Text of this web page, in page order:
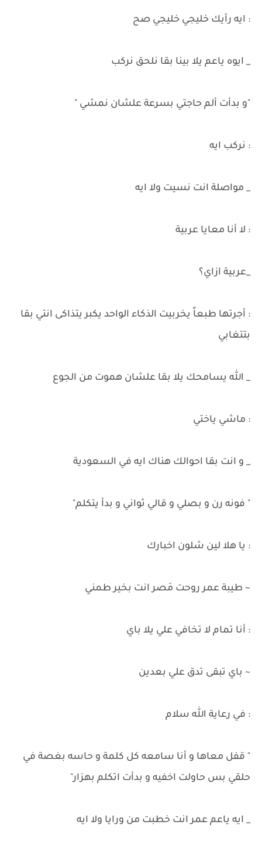
: ايه رأيك خليجي خليجي صح
_ ايوه ياعم يلا بينا بقا نلحق نركب
"و بدأت ألم حاجتي بسرعة علشان نمشي "
: نركب ايه
_ مواصلة انت نسيت ولا ايه
: لا أنا معايا عربية
_عربية ازاي؟
: أجرتها طبعاً يخربيت الذكاء الواحد يكبر يتذاكى انتي بقا
بتتغابي
_ الله يسامحك يلا بقا علشان هموت من الجوع
: ماشي ياختي
_ و انت بقا احوالك هناك ايه في السعودية
" فونه رن و بصلي و قالي ثواني و بدأ يتكلم"
: يا هلا لين شلون اخبارك
~ طيبة عمر روحت مَصر انت بخير طمني
: أنا تمام لا تخافي علي يلا باي
~ باي تبقى تدق علي بعدين
: في رعاية الله سلام
" قفل معاها و أنا سامعه كل كلمة و حاسه بغصة في
حلقي بس حاولت اخفيه و بدأت اتكلم بهزار"
_ ايه ياعم عمر انت خطبت من ورايا ولا ايه